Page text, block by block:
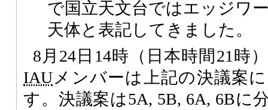
で国立天文台ではエッジワ
天体と表記してきました。
8月24日14時（日本時間21時
IAUメンバーは上記の決議案
す。決議案は5A, 5B, 6A, 6Bに